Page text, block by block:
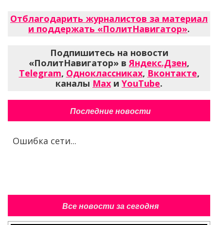
Отблагодарить журналистов за материал
и поддержать «ПолитНавигатор».
Подпишитесь на новости
«ПолитНавигатор» вЯндекс.Дзен,
Telegram, Одноклассниках, Вконтакте,
каналы Max и YouTube.
Последние новости
Ошибка сети...
Все новости за сегодня